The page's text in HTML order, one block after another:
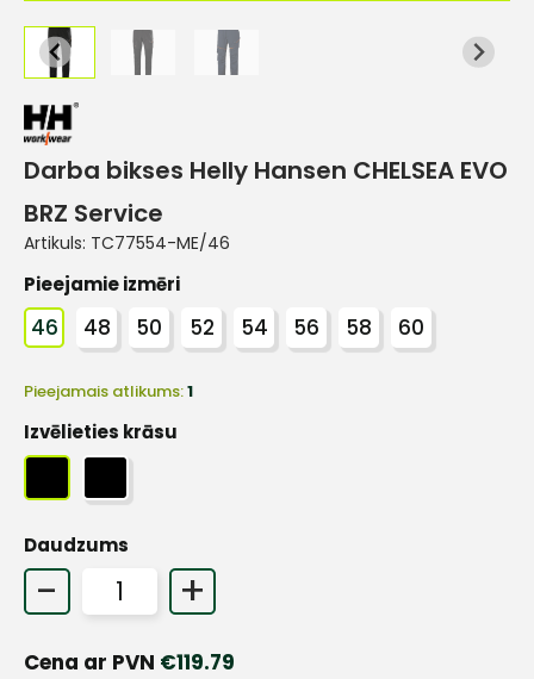
Darba bikses Helly Hansen CHELSEA EVO
BRZ Service
Artikuls: TC77554-ME/46
Pieejamie izmēri
46 48 50 52 54 56 58 60
Pieejamais atlikums:1
Izvēlieties krāsu
Daudzums
- +
Cena ar PVN €119.79
+